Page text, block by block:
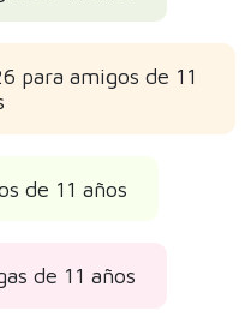
para amigos de 11
de 11 años
de 11 años